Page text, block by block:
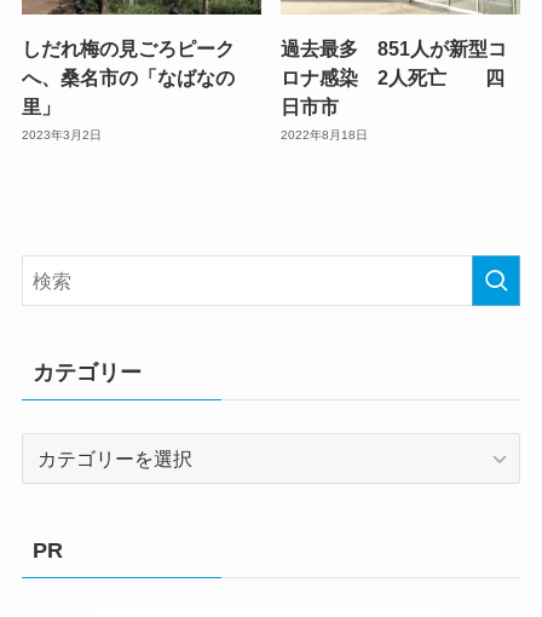
しだれ梅の見ごろピーク
へ、桑名市の「なばなの
里」
2023年3月2日
過去最多 851人が新型コ
ロナ感染 2人死亡 四
日市市
2022年8月18日
カテゴリー
PR